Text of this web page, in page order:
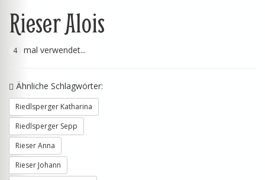
Rieser Alois
4 mal verwendet...
Ähnliche Schlagwörter:
Riedlsperger Katharina
Riedlsperger Sepp
Rieser Anna
Rieser Johann